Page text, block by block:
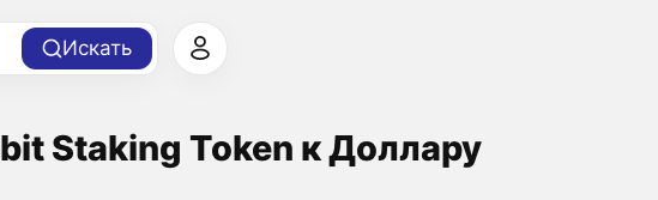
Искать
Staking Token к Доллару